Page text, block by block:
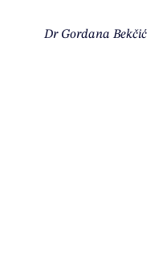
Dr Gordana Bekčić